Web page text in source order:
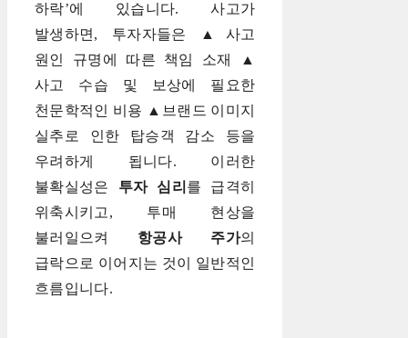
하락’에 있습니다. 사고가
발생하면, 투자자들은 ▲사고
원인 규명에 따른 책임 소재 ▲
사고 수습 및 보상에 필요한
천문학적인 비용 ▲브랜드 이미지
실추로 인한 탑승객 감소 등을
우려하게 됩니다. 이러한
불확실성은 투자 심리 를 급격히
위축시키고, 투매 현상을
불러일으켜 항공사 주가의
급락으로 이어지는 것이 일반적인
흐름입니다.